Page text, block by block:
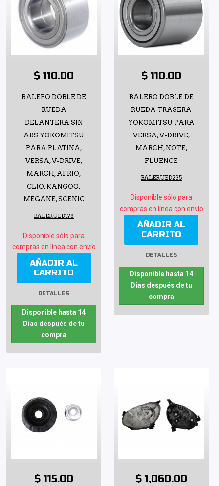
$ 110.00
BALERO DOBLE DE
RUEDA
DELANTERA SIN
ABS YOKOMITSU
PARA PLATINA,
VERSA, V-DRIVE,
MARCH, APRIO,
CLIO, KANGOO,
MEGANE, SCENIC
BALERUED178
Disponible sólo para
compras en línea con envío
AÑADIR AL
CARRITO
DETALLES
Disponible hasta 14
Días después de tu
compra
$ 110.00
BALERO DOBLE DE
RUEDA TRASERA
YOKOMITSU PARA
VERSA, V-DRIVE,
MARCH, NOTE,
FLUENCE
BALERUED235
Disponible sólo para
compras en línea con envío
AÑADIR AL
CARRITO
DETALLES
Disponible hasta 14
Días después de tu
compra
$ 115.00 $ 1,060.00